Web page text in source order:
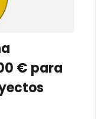
€ para